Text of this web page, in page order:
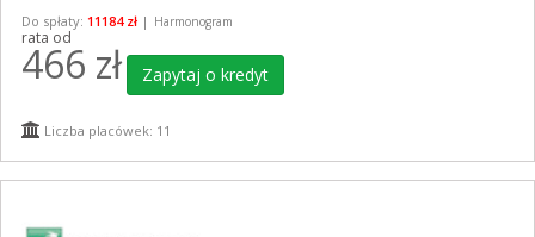
Do spłaty: 11184 zł | Harmonogram
rata od
466 zł Zapytaj o kredyt
Liczba placówek: 11